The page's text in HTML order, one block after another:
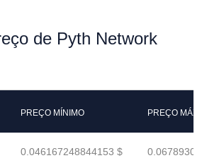
de Pyth Network
PREÇO MÍNIMO PREÇO
0.046167248844153 $